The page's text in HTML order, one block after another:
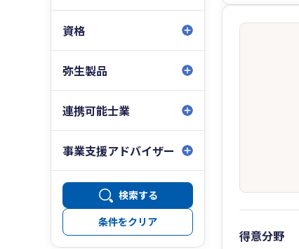
資格
弥生製品
連携可能士業
事業支援アドバイザー
検索する
条件をクリア
得意分野